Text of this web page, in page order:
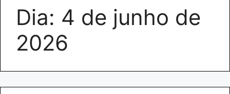
Dia: 4 de junho de
2026